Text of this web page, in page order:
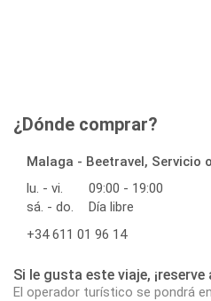
¿Dónde comprar?
Malaga - Beetravel, Servicio
lu. - vi.
09:00 - 19:00
sá. - do.
Día libre
+34 611 01 96 14
Si le gusta este viaje, ¡reserve
El operador turístico se pondrá